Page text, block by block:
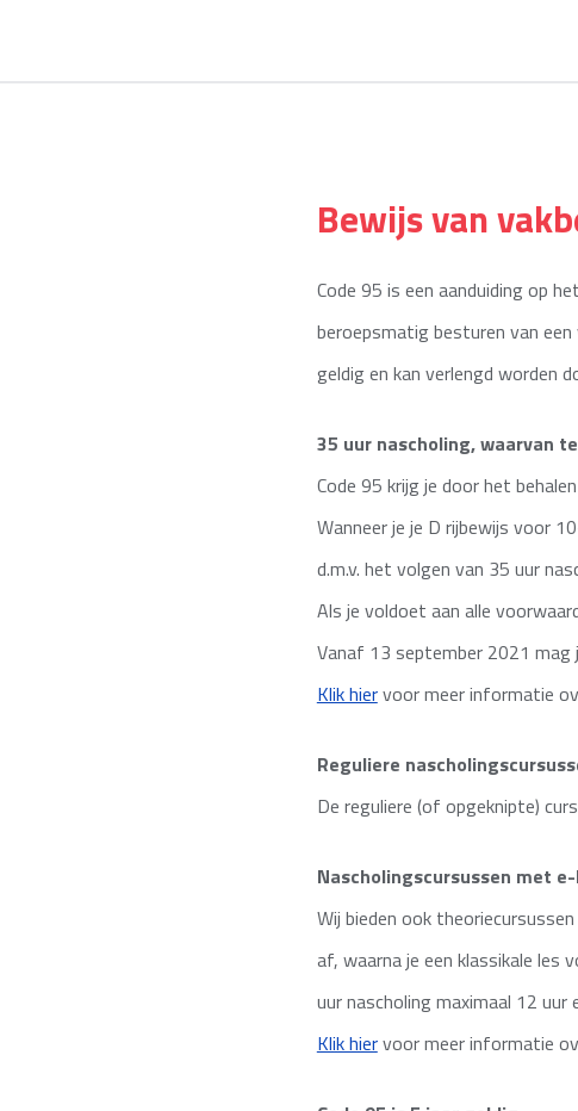
Bewijs van
Code 95 is een aanduiding op
beroepsmatig besturen van een
geldig en kan verlengd worden
35 uur nascholing, waarvan
Code 95 krijg je door het
Wanneer je je D rijbewijs voor
d.m.v. het volgen van 35 uur
Als je voldoet aan alle
Vanaf 13 september 2021 mag
Klik hiervoor meer informatie
Reguliere
De reguliere (of opgeknipte)
Nascholingscursussen met
Wij bieden ook
af, waarna je een klassikale les
uur nascholing maximaal 12
Klik hiervoor meer informatie